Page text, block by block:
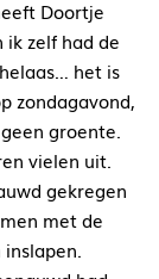
Doortje
ik zelf had de
het is
zondagavond,
groente.
vielen uit.
gekregen
met de